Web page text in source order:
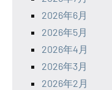
2026年6月
2026年5月
2026年4月
2026年3月
2026年2月